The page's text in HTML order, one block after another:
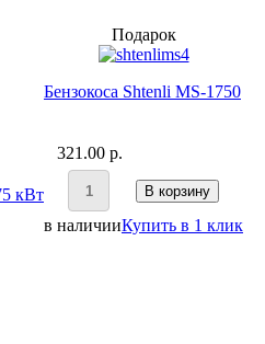
кВт
Подарок
Бензокоса Shtenli MS-1750
321.00 p.
В корзину
в наличииКупить в 1 клик